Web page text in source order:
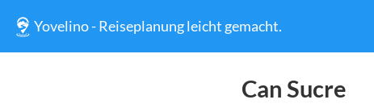
Yovelino - Reiseplanung leicht gemacht.
Can Sucre